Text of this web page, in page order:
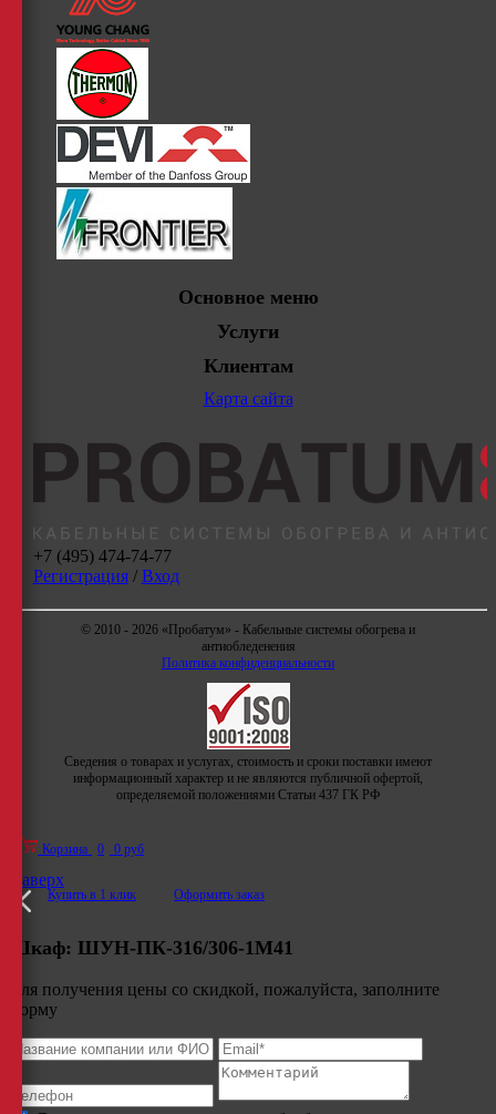
Основное меню
Услуги
Клиентам
Карта сайта
+7 (495) 474-74-77
Регистрация/ Вход
© 2010 - 2026 «Пробатум» - Кабельные системы обогрева и
антиобледенения
Политика конфиденциальности
Сведения о товарах и услугах, стоимость и сроки поставки имеют
информационный характер и не являются публичной офертой,
определяемой положениями Статьи 437 ГК РФ
Корзина 0 0 руб
Купить в 1 клик Оформить заказ
Наверх
Шкаф: ШУН-ПК-316/306-1М41
Для получения цены со скидкой, пожалуйста, заполните
форму